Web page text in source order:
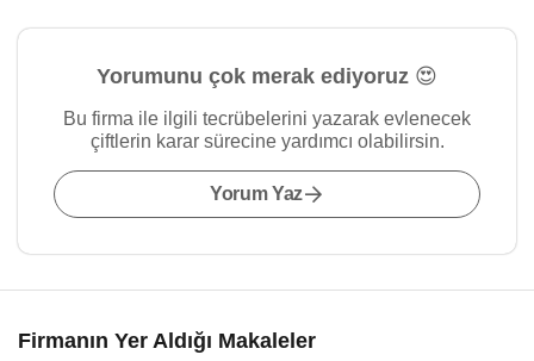
Yorumunu çok merak ediyoruz 😍
Bu firma ile ilgili tecrübelerini yazarak evlenecek
çiftlerin karar sürecine yardımcı olabilirsin.
Yorum Yaz
Firmanın Yer Aldığı Makaleler